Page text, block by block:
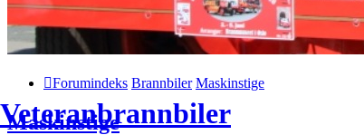
Veteranbrannbiler
Forumindeks Brannbiler Maskinstige
Maskinstige